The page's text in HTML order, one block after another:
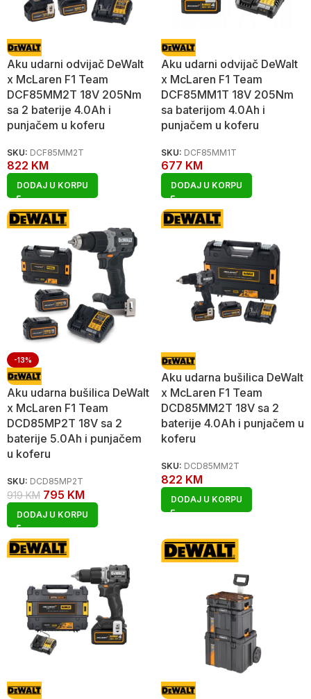
Aku udarni odvijač DeWalt
x McLaren F1 Team
DCF85MM2T 18V 205Nm
sa 2 baterije 4.0Ah i
punjačem u koferu
SKU: DCF85MM2T
822 KM
DODAJ U KORPU
Aku udarni odvijač DeWalt
x McLaren F1 Team
DCF85MM1T 18V 205Nm
sa baterijom 4.0Ah i
punjačem u koferu
SKU: DCF85MM1T
677 KM
DODAJ U KORPU
-13%
Aku udarna bušilica DeWalt
x McLaren F1 Team
DCD85MP2T 18V sa 2
baterije 5.0Ah i punjačem
u koferu
SKU: DCD85MP2T
919KM 795 KM
DODAJ U KORPU
Aku udarna bušilica DeWalt
x McLaren F1 Team
DCD85MM2T 18V sa 2
baterije 4.0Ah i punjačem u
koferu
SKU: DCD85MM2T
822 KM
DODAJ U KORPU